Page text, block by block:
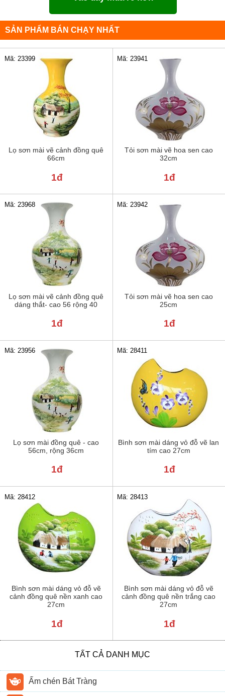
SẢN PHẨM BÁN CHẠY NHẤT
Lọ sơn mài vẽ cảnh đồng quê
66cm
Mã: 23399
1đ
Tỏi sơn mài vẽ hoa sen cao
32cm
Mã: 23941
1đ
Lọ sơn mài vẽ cảnh đồng quê
dáng thắt- cao 56 rộng 40
Mã: 23968
1đ
Tỏi sơn mài vẽ hoa sen cao
25cm
Mã: 23942
1đ
Lọ sơn mài đồng quê - cao
56cm, rộng 36cm
Mã: 23956
1đ
Bình sơn mài dáng vỏ đỗ vẽ lan
tím cao 27cm
Mã: 28411
1đ
Bình sơn mài dáng vỏ đỗ vẽ
cảnh đồng quê nền xanh cao
27cm
Mã: 28412
1đ
Bình sơn mài dáng vỏ đỗ vẽ
cảnh đồng quê nền trắng cao
27cm
Mã: 28413
1đ
TẤT CẢ DANH MỤC
Ấm chén Bát Tràng